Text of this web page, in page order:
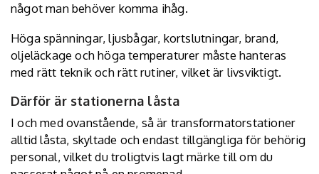
något man behöver komma ihåg.
Höga spänningar, ljusbågar, kortslutningar, brand,
oljeläckage och höga temperaturer måste hanteras
med rätt teknik och rätt rutiner, vilket är livsviktigt.
Därför är stationerna låsta
I och med ovanstående, så är transformatorstationer
alltid låsta, skyltade och endast tillgängliga för behörig
personal, vilket du troligtvis lagt märke till om du